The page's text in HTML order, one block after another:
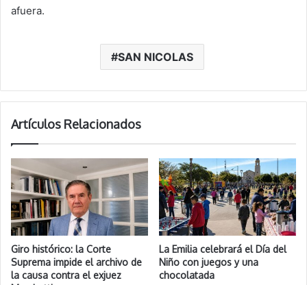
afuera.
SAN NICOLAS
Artículos Relacionados
Giro histórico: la Corte
Suprema impide el archivo de
la causa contra el exjuez
La Emilia celebrará el Día del
Niño con juegos y una
chocolatada